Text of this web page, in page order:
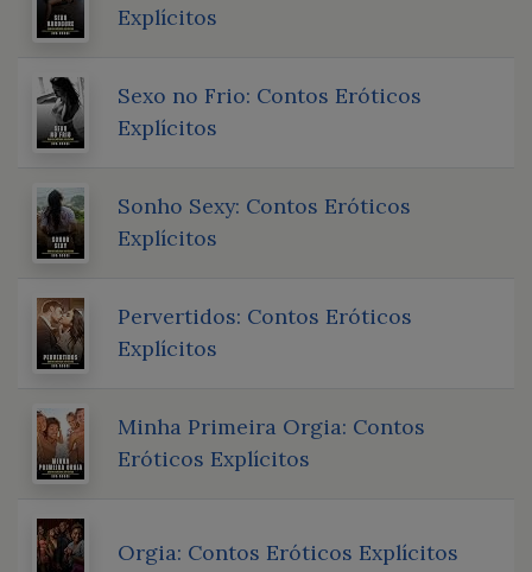
Explícitos
Sexo no Frio: Contos Eróticos
Explícitos
Sonho Sexy: Contos Eróticos
Explícitos
Pervertidos: Contos Eróticos
Explícitos
Minha Primeira Orgia: Contos
Eróticos Explícitos
Orgia: Contos Eróticos Explícitos